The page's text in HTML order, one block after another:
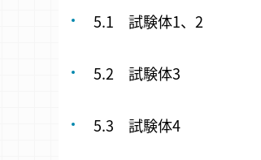
​ 5.1 試験体1、2
​ 5.2 試験体3
​ 5.3 試験体4